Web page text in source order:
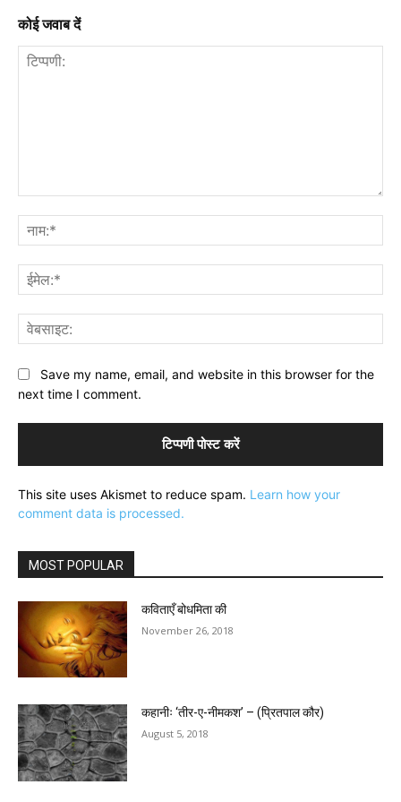
कोई जवाब दें
Save my name, email, and website in this browser for the
next time I comment.
This site uses Akismet to reduce spam. Learn how your
comment data is processed.
MOST POPULAR
कविताएँ बोधमिता की
November 26, 2018
कहानीः ‘तीर-ए-नीमकश’ – (प्रितपाल कौर)
August 5, 2018